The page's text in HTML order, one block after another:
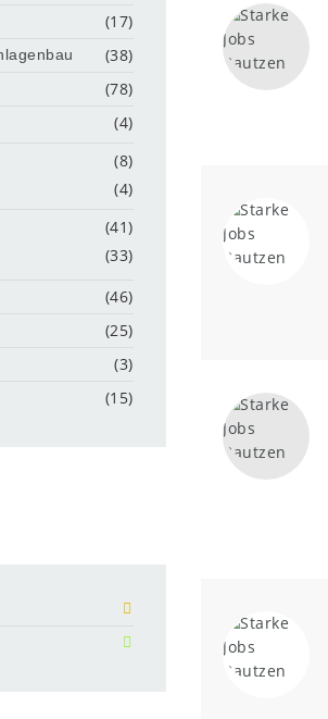
(17)
(38)
(78)
(4)
(8)
(4)
(41)
(33)
(46)
(25)
(3)
(15)